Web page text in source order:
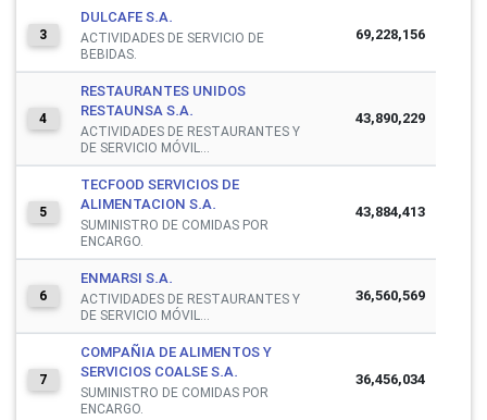
3
DULCAFE S.A.
ACTIVIDADES DE SERVICIO DE
BEBIDAS.
69,228,156
4
RESTAURANTES UNIDOS
RESTAUNSA S.A.
ACTIVIDADES DE RESTAURANTES Y
DE SERVICIO MÓVIL...
43,890,229
5
TECFOOD SERVICIOS DE
ALIMENTACION S.A.
SUMINISTRO DE COMIDAS POR
ENCARGO.
43,884,413
6
ENMARSI S.A.
ACTIVIDADES DE RESTAURANTES Y
DE SERVICIO MÓVIL...
36,560,569
7
COMPAÑIA DE ALIMENTOS Y
SERVICIOS COALSE S.A.
SUMINISTRO DE COMIDAS POR
ENCARGO.
36,456,034